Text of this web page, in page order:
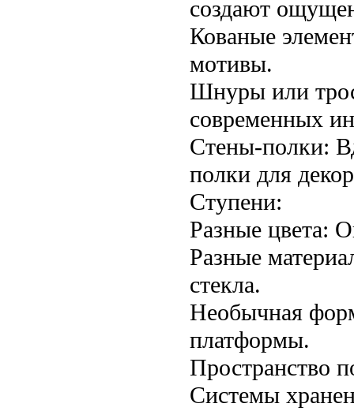
создают
Кованые
мотивы.
Шнуры или
современных
Стены-полки:
полки для
Ступени:
Разные цвета:
Разные
стекла.
Необычная
платформы.
Пространство
Системы